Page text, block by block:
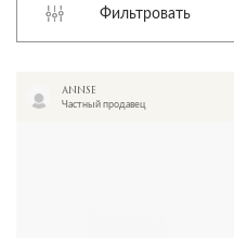
Фильтровать
annse
Частный продавец